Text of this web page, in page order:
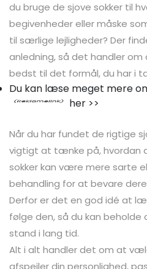
du bruge de sjove sokker til
begivenheder eller måske
til særlige lejligheder? Der
anledning, så det handler
bedst til det formål, du har i
Du kan læse meget mere
her >>
Når du har fundet de rigtige
vigtigt at tænke på, hvordan
sokker kan være mere sarte
behandling for at bevare
Derfor er det en god idé at
følge den, så du kan beholde
stand i lang tid.
Alt i alt handler det om at
afspejler din personlighed,